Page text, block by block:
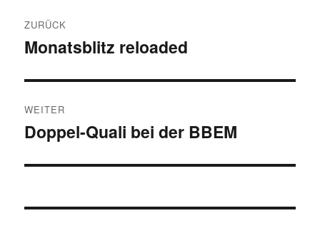
ZURÜCK
Vorheriger
Monatsblitz reloaded
WEITER
Nächster
Doppel-Quali bei der BBEM